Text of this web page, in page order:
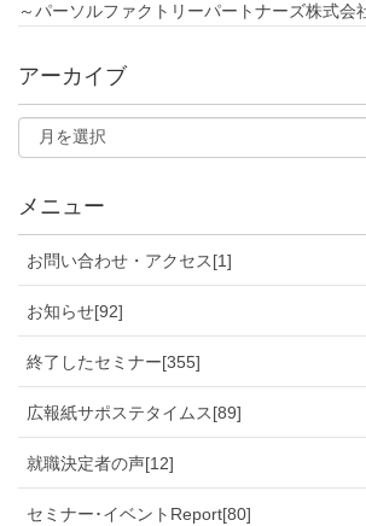
～パーソルファクトリーパートナーズ株式会
アーカイブ
メニュー
お問い合わせ・アクセス[1]
お知らせ[92]
終了したセミナー[355]
広報紙サポステタイムス[89]
就職決定者の声[12]
セミナー･イベントReport[80]